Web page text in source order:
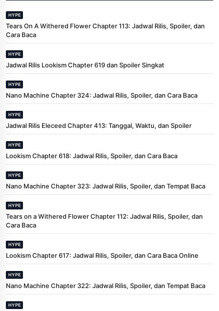
HYPE
Tears On A Withered Flower Chapter 113: Jadwal Rilis, Spoiler, dan
Cara Baca
HYPE
Jadwal Rilis Lookism Chapter 619 dan Spoiler Singkat
HYPE
Nano Machine Chapter 324: Jadwal Rilis, Spoiler, dan Cara Baca
HYPE
Jadwal Rilis Eleceed Chapter 413: Tanggal, Waktu, dan Spoiler
HYPE
Lookism Chapter 618: Jadwal Rilis, Spoiler, dan Cara Baca
HYPE
Nano Machine Chapter 323: Jadwal Rilis, Spoiler, dan Tempat Baca
HYPE
Tears on a Withered Flower Chapter 112: Jadwal Rilis, Spoiler, dan
Cara Baca
HYPE
Lookism Chapter 617: Jadwal Rilis, Spoiler, dan Cara Baca Online
HYPE
Nano Machine Chapter 322: Jadwal Rilis, Spoiler, dan Tempat Baca
HYPE